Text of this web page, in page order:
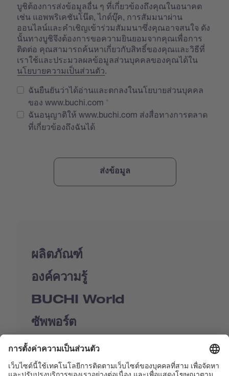
บูชิต้องการส่งข้อมูลอื่น ๆ ที่เกี่ยวข้องถึงคุณในอนาคต
เช่น แอพพริเคชันโน๊ต, ไกด์บุ๊ค, การสัมมนาผ่าน
ออนไลน์และคำเชิญเข้าร่วมสัมมนาซึ่งคุณอาจสนใจ ดัง
นั้นทางบูชิจึงต้องการขอความยินยอมจากคุณเพื่อการ
ติดต่อ คุณสามารถค้นหาเกี่ยวกับสิทธิ์ของคุณและวิธีที่
เราใช้และประมวลผลข้อมูลส่วนบุคคลของคุณได้ใน
นโยบายความเป็นส่วนตัว
ฉันยืนยันว่าได้อ่านและตกลงในนโยบายส่วนบุคคล
ของ www.buchi.com
ฉันอนุญาติให้ www.buchi.com ส่งสื่อทางการตลาด
ที่เกี่ยวข้องถึงฉันได้
ผลิตภัณฑ์
องค์ความรู้
BUCHI World
ซัพพอร์ต
Shop
Contact us